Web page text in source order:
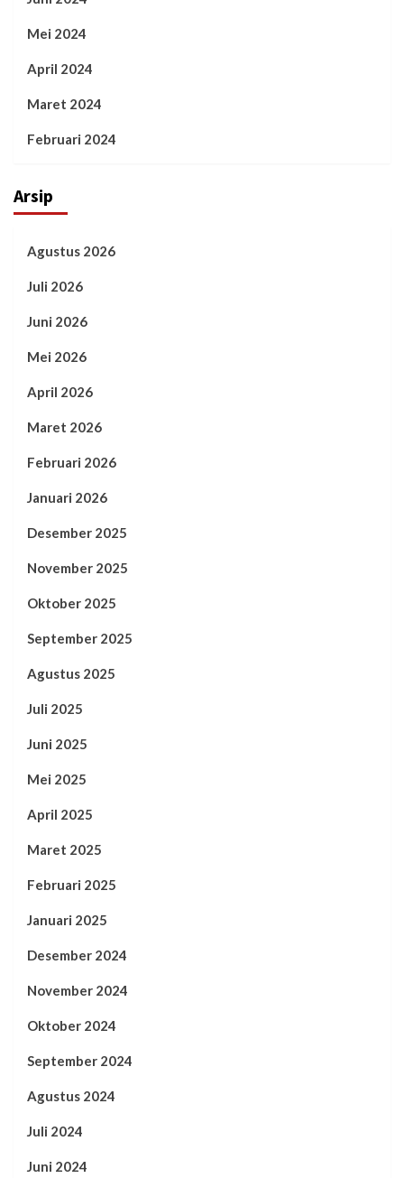
Mei 2024
April 2024
Maret 2024
Februari 2024
Arsip
Agustus 2026
Juli 2026
Juni 2026
Mei 2026
April 2026
Maret 2026
Februari 2026
Januari 2026
Desember 2025
November 2025
Oktober 2025
September 2025
Agustus 2025
Juli 2025
Juni 2025
Mei 2025
April 2025
Maret 2025
Februari 2025
Januari 2025
Desember 2024
November 2024
Oktober 2024
September 2024
Agustus 2024
Juli 2024
Juni 2024